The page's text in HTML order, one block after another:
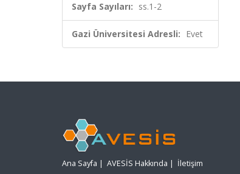
Sayfa Sayıları: ss.1-2
Gazi Üniversitesi Adresli: Evet
Ana Sayfa | AVESİS Hakkında | İletişim